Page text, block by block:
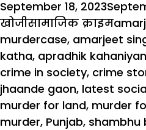
Posted
on
September 18, 2023
खोजीCategories
सामाजिक क्राइमTags
murdercase, amarjeet
katha, apradhik kahaniyan
crime in society, crime
jhaande gaon, latest
murder for land, murder
murder, Punjab, shambhu